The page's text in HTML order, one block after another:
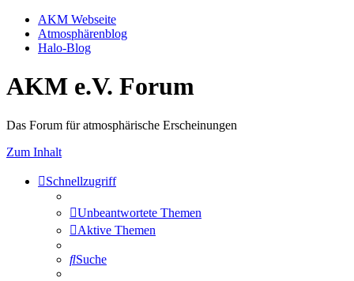
AKM Webseite
Atmosphärenblog
Halo-Blog
AKM e.V. Forum
Das Forum für atmosphärische Erscheinungen
Zum Inhalt
Schnellzugriff
Unbeantwortete Themen
Aktive Themen
Suche